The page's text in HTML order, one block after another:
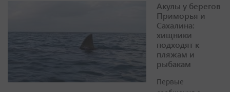
Акулы у берегов
Приморья и
Сахалина:
хищники
подходят к
пляжам и
рыбакам
Первые